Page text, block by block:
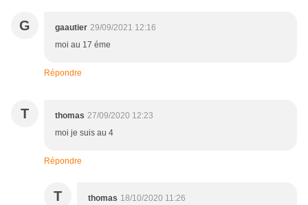
G gaautier 29/09/2021 12:16
moi au 17 éme
Répondre
T thomas 27/09/2020 12:23
moi je suis au 4
Répondre
T thomas 18/10/2020 11:26